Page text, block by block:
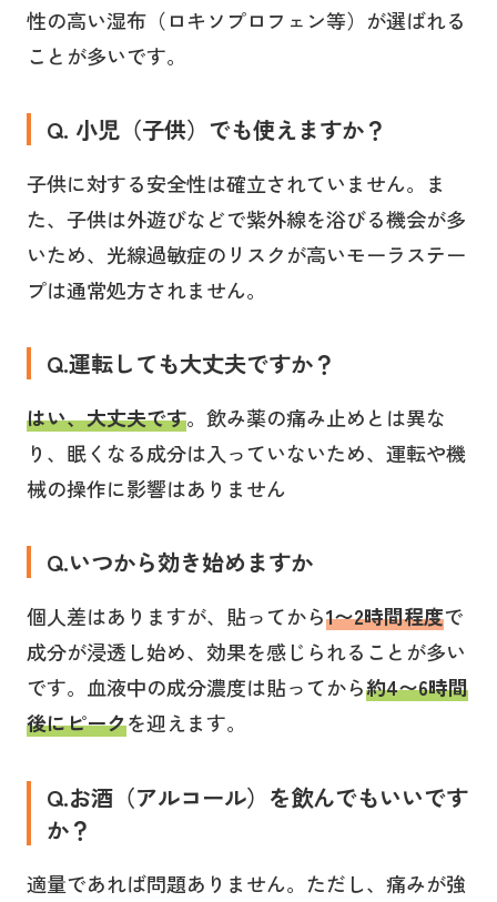
性の高い湿布（ロキソプロフェン等）が選ばれる
ことが多いです。
Q. 小児（子供）でも使えますか？
子供に対する安全性は確立されていません。ま
た、子供は外遊びなどで紫外線を浴びる機会が多
いため、光線過敏症のリスクが高いモーラステー
プは通常処方されません。
Q.運転しても大丈夫ですか？
はい、大丈夫です。飲み薬の痛み止めとは異な
り、眠くなる成分は入っていないため、運転や機
械の操作に影響はありません
Q.いつから効き始めますか
個人差はありますが、貼ってから1〜2時間程度で
成分が浸透し始め、効果を感じられることが多い
です。血液中の成分濃度は貼ってから約4〜6時間
後にピークを迎えます。
Q.お酒（アルコール）を飲んでもいいです
か？
適量であれば問題ありません。ただし、痛みが強